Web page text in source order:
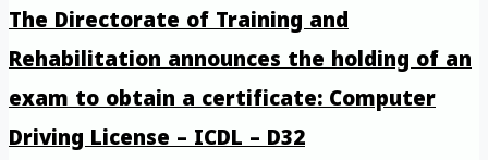
The Directorate of Training and
Rehabilitation announces the holding of an
exam to obtain a certificate: Computer
Driving License – ICDL – D32